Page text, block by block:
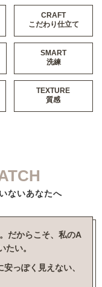
CRAFT
こだわり仕立て
SMART
洗練
TEXTURE
質感
ないあなたへ
だからこそ、私のA
い。
っぽく見えない、